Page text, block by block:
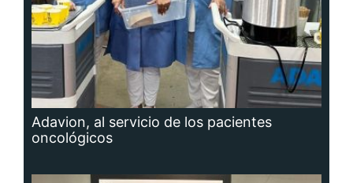
Adavion, al servicio de los pacientes
oncológicos